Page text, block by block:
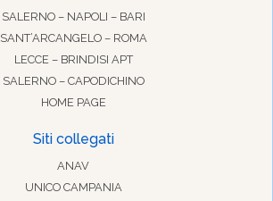
SALERNO – NAPOLI – BARI
SANT’ARCANGELO – ROMA
LECCE – BRINDISI APT
SALERNO – CAPODICHINO
HOME PAGE
Siti collegati
ANAV
UNICO CAMPANIA